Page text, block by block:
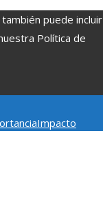
puede incluir
Política de
Impacto